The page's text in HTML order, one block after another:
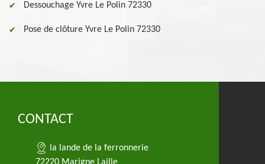
Dessouchage Yvre Le Polin 72330
Pose de clôture Yvre Le Polin 72330
CONTACT
la lande de la ferronnerie